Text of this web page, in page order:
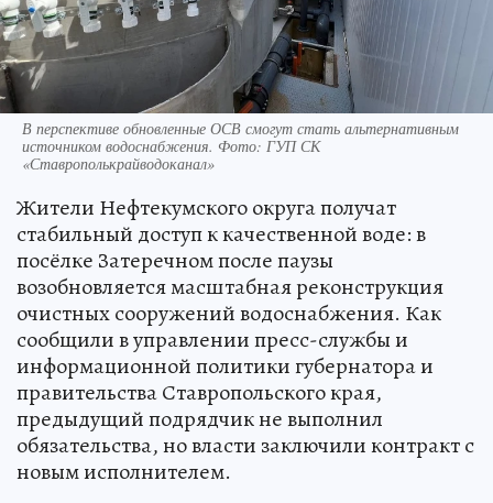
В перспективе обновленные ОСВ смогут стать альтернативным
источником водоснабжения. Фото: ГУП СК
«Ставрополькрайводоканал»
Жители Нефтекумского округа получат
стабильный доступ к качественной воде: в
посёлке Затеречном после паузы
возобновляется масштабная реконструкция
очистных сооружений водоснабжения. Как
сообщили в управлении пресс-службы и
информационной политики губернатора и
правительства Ставропольского края,
предыдущий подрядчик не выполнил
обязательства, но власти заключили контракт с
новым исполнителем.